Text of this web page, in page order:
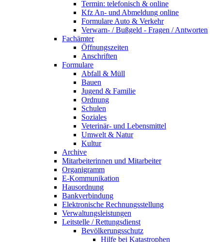
Termin: telefonisch & online
Kfz An- und Abmeldung online
Formulare Auto & Verkehr
Verwarn- / Bußgeld - Fragen / Antworten
Fachämter
Öffnungszeiten
Anschriften
Formulare
Abfall & Müll
Bauen
Jugend & Familie
Ordnung
Schulen
Soziales
Veterinär- und Lebensmittel
Umwelt & Natur
Kultur
Archive
Mitarbeiterinnen und Mitarbeiter
Organigramm
E-Kommunikation
Hausordnung
Bankverbindung
Elektronische Rechnungsstellung
Verwaltungsleistungen
Leitstelle / Rettungsdienst
Bevölkerungsschutz
Hilfe bei Katastrophen